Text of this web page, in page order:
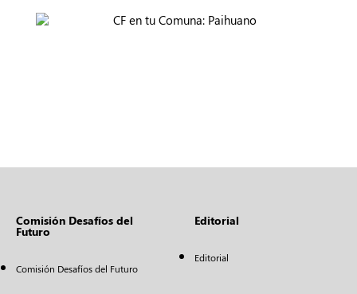
Comisión Desafíos del
Futuro
Comisión Desafíos del Futuro
Editorial
Editorial